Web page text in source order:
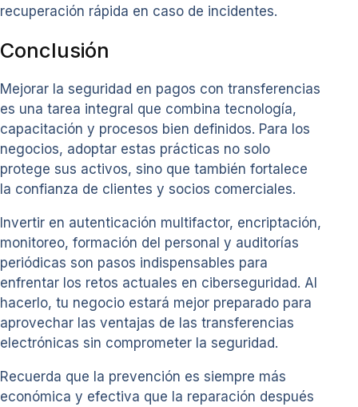
recuperación rápida en caso de incidentes.
Conclusión
Mejorar la seguridad en pagos con transferencias
es una tarea integral que combina tecnología,
capacitación y procesos bien definidos. Para los
negocios, adoptar estas prácticas no solo
protege sus activos, sino que también fortalece
la confianza de clientes y socios comerciales.
Invertir en autenticación multifactor, encriptación,
monitoreo, formación del personal y auditorías
periódicas son pasos indispensables para
enfrentar los retos actuales en ciberseguridad. Al
hacerlo, tu negocio estará mejor preparado para
aprovechar las ventajas de las transferencias
electrónicas sin comprometer la seguridad.
Recuerda que la prevención es siempre más
económica y efectiva que la reparación después